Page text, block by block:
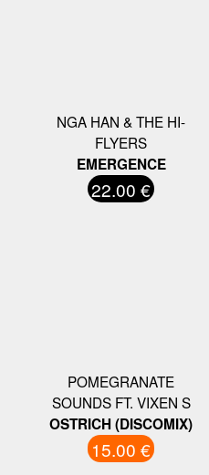
NGA HAN & THE HI-
FLYERS
EMERGENCE
22.00 €
POMEGRANATE
SOUNDS FT. VIXEN S
OSTRICH (DISCOMIX)
15.00 €